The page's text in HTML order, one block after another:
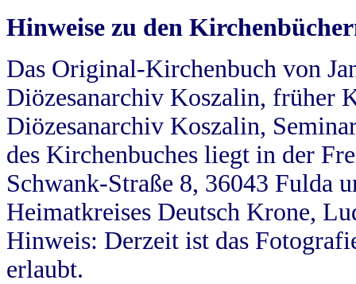
Hinweise zu den
Das Original-Kirchenbuch von
Diözesanarchiv Koszalin, früher
Diözesanarchiv Koszalin,
des Kirchenbuches liegt in der
Schwank-Straße 8, 36043 Fulda
Heimatkreises Deutsch Krone,
Hinweis: Derzeit ist das
erlaubt.